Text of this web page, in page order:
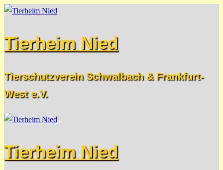
Zum
springen
Menü
Schließen
Tierheim Nied
Tierschutzverein Schwalbach & Frankfurt-
West e.V.
Tierheim Nied